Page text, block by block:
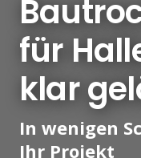
für
klar
In wenigen
Ihr Projekt